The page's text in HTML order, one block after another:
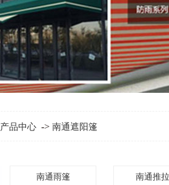
产品中心 -> 南通遮阳篷
南通雨篷 南通推